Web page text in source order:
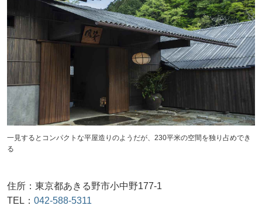
一見するとコンパクトな平屋造りのようだが、230平米の空間を独り占めでき
る
住所：東京都あきる野市小中野177-1
TEL：042-588-5311